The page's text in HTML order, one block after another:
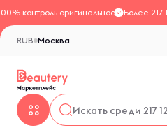
контроль оригинальностиБолее 217
Москва
RUB